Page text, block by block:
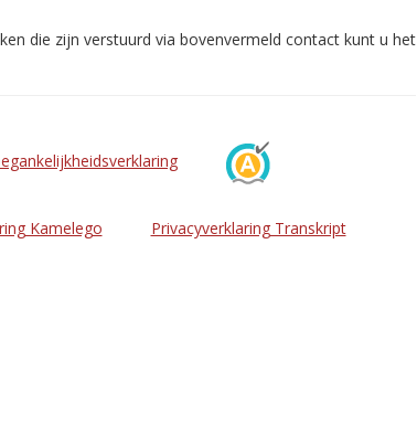
die zijn verstuurd via bovenvermeld contact kunt u het
Kamelego Privacyverklaring Transkript